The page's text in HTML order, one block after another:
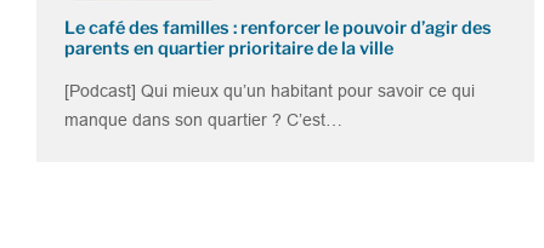
Le café des familles : renforcer le pouvoir d’agir des
parents en quartier prioritaire de la ville
[Podcast] Qui mieux qu’un habitant pour savoir ce qui
manque dans son quartier ? C’est…